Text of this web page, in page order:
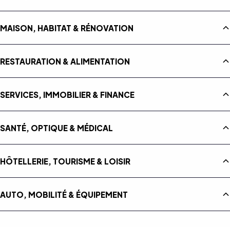
MAISON, HABITAT & RÉNOVATION
RESTAURATION & ALIMENTATION
SERVICES, IMMOBILIER & FINANCE
SANTÉ, OPTIQUE & MÉDICAL
HÔTELLERIE, TOURISME & LOISIR
AUTO, MOBILITÉ & ÉQUIPEMENT